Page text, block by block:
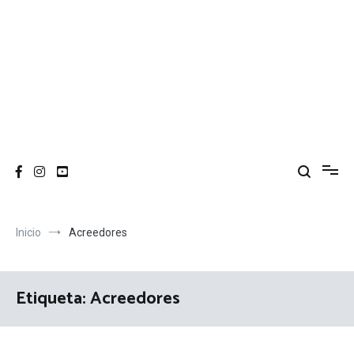
Inicio Acreedores
Etiqueta:Acreedores